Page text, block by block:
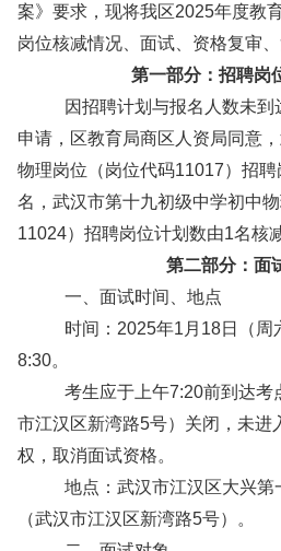
案》要求，现将我区2025年度教
岗位核减情况、面试、资格复审
第一部分： 招聘岗
因招聘计划与报名人数未
申请，区教育局商区人资局同意
物理岗位（岗位代码11017）招
名，武汉市第十九初级中学初中
11024）招聘岗位计划数由1名核
第二部分：面
一、面试时间、地点
时间：2025年1月18日（周
8:30。
考生应于上午7:20前到达考
市江汉区新湾路5号）关闭，未进
权，取消面试资格。
地点：武汉市江汉区大兴
（武汉市江汉区新湾路5号）。